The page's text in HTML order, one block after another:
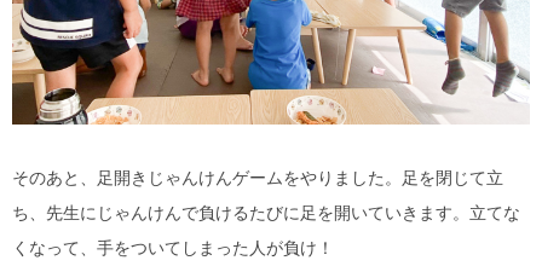
そのあと、足開きじゃんけんゲームをやりました。足を閉じて立
ち、先生にじゃんけんで負けるたびに足を開いていきます。立てな
くなって、手をついてしまった人が負け！